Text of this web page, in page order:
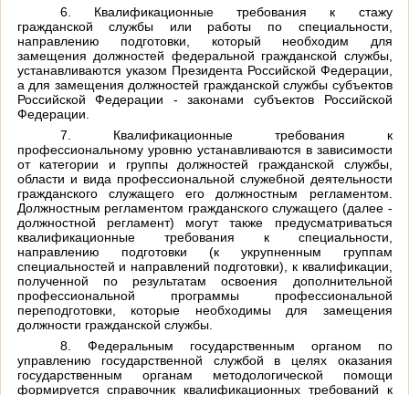
6. Квалификационные требования к стажу
гражданской службы или работы по специальности,
направлению подготовки, который необходим для
замещения должностей федеральной гражданской службы,
устанавливаются указом Президента Российской Федерации,
а для замещения должностей гражданской службы субъектов
Российской Федерации - законами субъектов Российской
Федерации.
7. Квалификационные требования к
профессиональному уровню устанавливаются в зависимости
от категории и группы должностей гражданской службы,
области и вида профессиональной служебной деятельности
гражданского служащего его должностным регламентом.
Должностным регламентом гражданского служащего (далее -
должностной регламент) могут также предусматриваться
квалификационные требования к специальности,
направлению подготовки (к укрупненным группам
специальностей и направлений подготовки), к квалификации,
полученной по результатам освоения дополнительной
профессиональной программы профессиональной
переподготовки, которые необходимы для замещения
должности гражданской службы.
8. Федеральным государственным органом по
управлению государственной службой в целях оказания
государственным органам методологической помощи
формируется справочник квалификационных требований к